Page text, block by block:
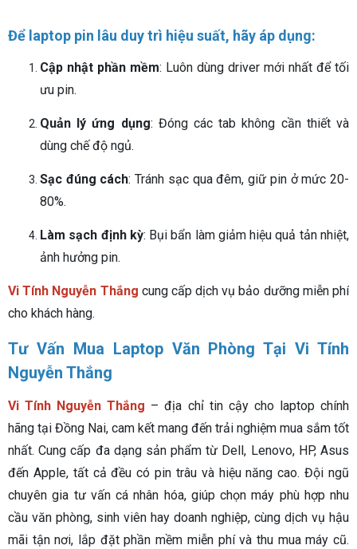
Để laptop pin lâu duy trì hiệu suất, hãy áp dụng:
Cập nhật phần mềm: Luôn dùng driver mới nhất để tối
ưu pin.
Quản lý ứng dụng: Đóng các tab không cần thiết và
dùng chế độ ngủ.
Sạc đúng cách: Tránh sạc qua đêm, giữ pin ở mức 20-
80%.
Làm sạch định kỳ: Bụi bẩn làm giảm hiệu quả tản nhiệt,
ảnh hưởng pin.
Vi Tính Nguyễn Thắng cung cấp dịch vụ bảo dưỡng miễn phí
cho khách hàng.
Tư Vấn Mua Laptop Văn Phòng Tại Vi Tính
Nguyễn Thắng
Vi Tính Nguyễn Thắng – địa chỉ tin cậy cho laptop chính
hãng tại Đồng Nai, cam kết mang đến trải nghiệm mua sắm tốt
nhất. Cung cấp đa dạng sản phẩm từ Dell, Lenovo, HP, Asus
đến Apple, tất cả đều có pin trâu và hiệu năng cao. Đội ngũ
chuyên gia tư vấn cá nhân hóa, giúp chọn máy phù hợp nhu
cầu văn phòng, sinh viên hay doanh nghiệp, cùng dịch vụ hậu
mãi tận nơi, lắp đặt phần mềm miễn phí và thu mua máy cũ.